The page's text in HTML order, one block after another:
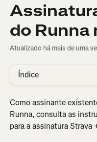
do Runna
Atualizado há mais de uma
Índice
Como assinante
Runna, consulta as
para a assinatura Strava